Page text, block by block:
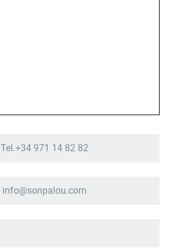
Tel.+34 971 14 82 82
info@sonpalou.com